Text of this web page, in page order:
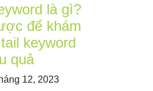
là gì?
để khám
keyword
quả
12, 2023